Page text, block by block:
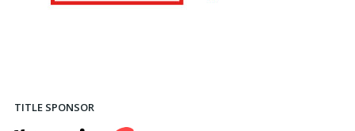
TITLE SPONSOR